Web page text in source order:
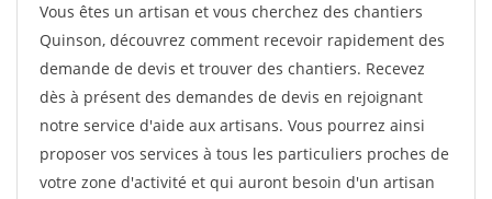
Vous êtes un artisan et vous cherchez des chantiers
Quinson, découvrez comment recevoir rapidement des
demande de devis et trouver des chantiers. Recevez
dès à présent des demandes de devis en rejoignant
notre service d'aide aux artisans. Vous pourrez ainsi
proposer vos services à tous les particuliers proches de
votre zone d'activité et qui auront besoin d'un artisan